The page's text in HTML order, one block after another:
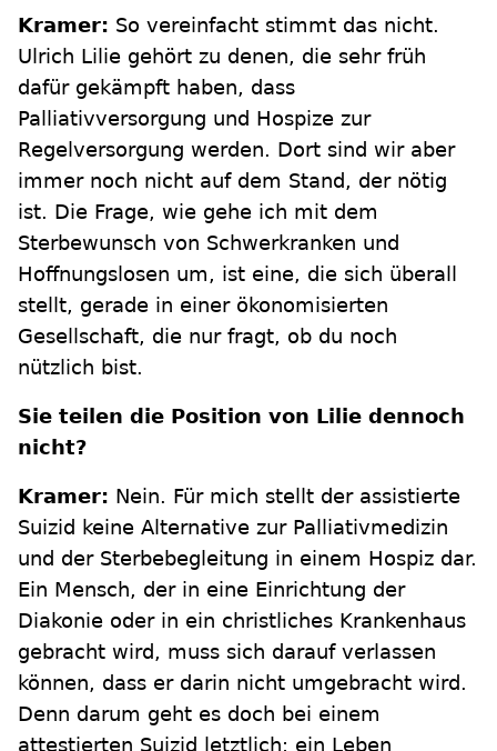
Kramer: So vereinfacht stimmt das nicht.
Ulrich Lilie gehört zu denen, die sehr früh
dafür gekämpft haben, dass
Palliativversorgung und Hospize zur
Regelversorgung werden. Dort sind wir aber
immer noch nicht auf dem Stand, der nötig
ist. Die Frage, wie gehe ich mit dem
Sterbewunsch von Schwerkranken und
Hoffnungslosen um, ist eine, die sich überall
stellt, gerade in einer ökonomisierten
Gesellschaft, die nur fragt, ob du noch
nützlich bist.
Sie teilen die Position von Lilie dennoch
nicht?
Kramer: Nein. Für mich stellt der assistierte
Suizid keine Alternative zur Palliativmedizin
und der Sterbebegleitung in einem Hospiz dar.
Ein Mensch, der in eine Einrichtung der
Diakonie oder in ein christliches Krankenhaus
gebracht wird, muss sich darauf verlassen
können, dass er darin nicht umgebracht wird.
Denn darum geht es doch bei einem
attestierten Suizid letztlich: ein Leben